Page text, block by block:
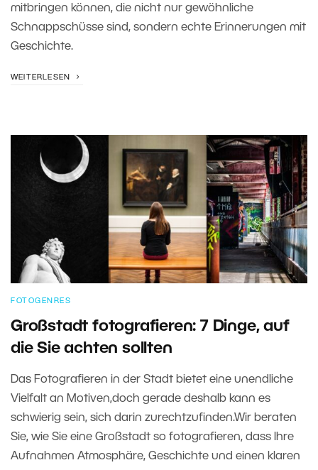
mitbringen können, die nicht nur gewöhnliche
Schnappschüsse sind, sondern echte Erinnerungen mit
Geschichte.
WEITERLESEN
FOTOGENRES
Großstadt fotografieren: 7 Dinge, auf
die Sie achten sollten
Das Fotografieren in der Stadt bietet eine unendliche
Vielfalt an Motiven,doch gerade deshalb kann es
schwierig sein, sich darin zurechtzufinden.Wir beraten
Sie, wie Sie eine Großstadt so fotografieren, dass Ihre
Aufnahmen Atmosphäre, Geschichte und einen klaren